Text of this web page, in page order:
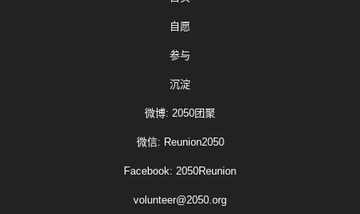
自愿
参与
沉淀
微博: 2050团聚
微信: Reunion2050
Facebook: 2050Reunion
volunteer@2050.org